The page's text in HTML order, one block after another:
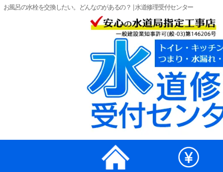
お風呂の水栓を交換したい。どんなのがあるの？ | 水道修理受付センター